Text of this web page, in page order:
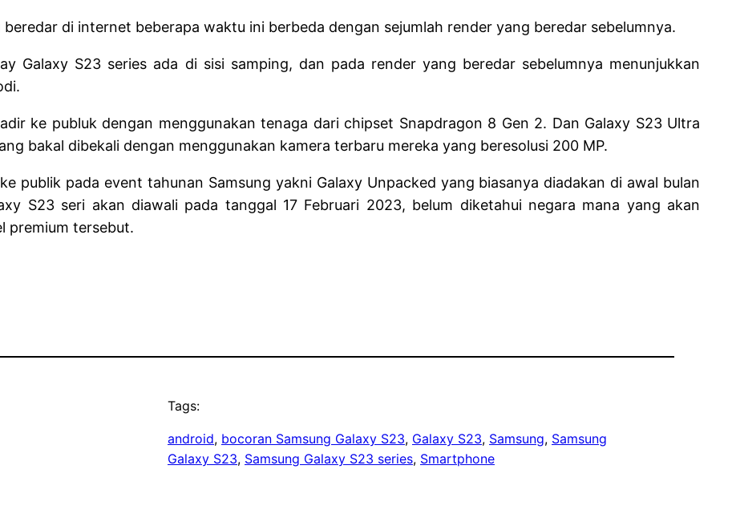
di internet beberapa waktu ini berbeda dengan sejumlah render yang beredar sebelumnya.
Galaxy S23 series ada di sisi samping, dan pada render yang beredar sebelumnya menunjukkan
ke publuk dengan menggunakan tenaga dari chipset Snapdragon 8 Gen 2. Dan Galaxy S23 Ultra
bakal dibekali dengan menggunakan kamera terbaru mereka yang beresolusi 200 MP.
publik pada event tahunan Samsung yakni Galaxy Unpacked yang biasanya diadakan di awal bulan
S23 seri akan diawali pada tanggal 17 Februari 2023, belum diketahui negara mana yang akan
premium tersebut.
Tags:
android, bocoran Samsung Galaxy S23, Galaxy S23, Samsung, Samsung
Galaxy S23, Samsung Galaxy S23 series, Smartphone